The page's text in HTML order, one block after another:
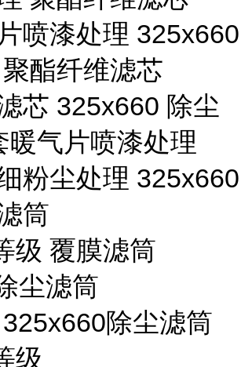
喷漆处理 325x660
酯纤维滤芯
芯 325x660 除尘
气片喷漆处理
粉尘处理 325x660
筒
级 覆膜滤筒
尘滤筒
除尘滤筒
级